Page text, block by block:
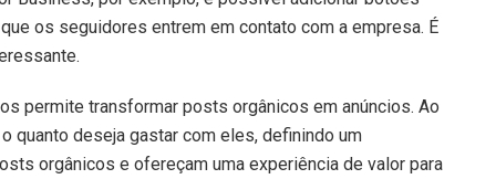
os seguidores entrem em contato com a empresa. É
permite transformar posts orgânicos em anúncios. Ao
quanto deseja gastar com eles, definindo um
orgânicos e ofereçam uma experiência de valor para